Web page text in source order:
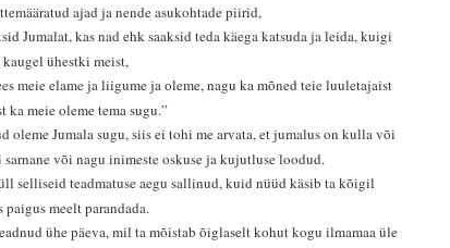
ajad ja nende asukohtade piirid,
Jumalat, kas nad ehk saaksid teda käega katsuda ja leida, kuigi
ühestki meist,
meie elame ja liigume ja oleme, nagu ka mõned teie luuletajaist
ka meie oleme tema sugu.”
oleme Jumala sugu, siis ei tohi me arvata, et jumalus on kulla või
või nagu inimeste oskuse ja kujutluse loodud.
selliseid teadmatuse aegu sallinud, kuid nüüd käsib ta kõigil
meelt parandada.
ühe päeva, mil ta mõistab õiglaselt kohut kogu ilmamaa üle